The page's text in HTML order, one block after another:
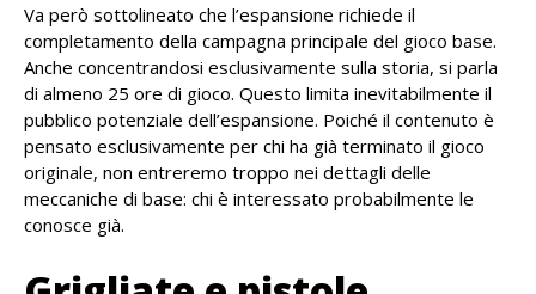
Va però sottolineato che l’espansione richiede il
completamento della campagna principale del gioco base.
Anche concentrandosi esclusivamente sulla storia, si parla
di almeno 25 ore di gioco. Questo limita inevitabilmente il
pubblico potenziale dell’espansione. Poiché il contenuto è
pensato esclusivamente per chi ha già terminato il gioco
originale, non entreremo troppo nei dettagli delle
meccaniche di base: chi è interessato probabilmente le
conosce già.